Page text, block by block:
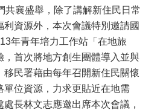
共襄盛舉，除了講解新住民日常
資源外，本次會議特別邀請國
年青年培力工作站「在地旅
，首次將地方創生團體導入並與
移民署藉由每年召開新住民關懷
單位資源，力求更貼近在地需
長林文志應邀出席本次會議，